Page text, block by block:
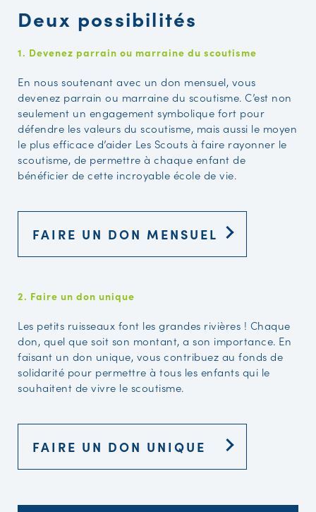
Deux possibilités
1. Devenez parrain ou marraine du scoutisme
En nous soutenant avec un don mensuel, vous
devenez parrain ou marraine du scoutisme. C’est non
seulement un engagement symbolique fort pour
défendre les valeurs du scoutisme, mais aussi le moyen
le plus efficace d’aider Les Scouts à faire rayonner le
scoutisme, de permettre à chaque enfant de
bénéficier de cette incroyable école de vie.
FAIRE UN DON MENSUEL
2. Faire un don unique
Les petits ruisseaux font les grandes rivières ! Chaque
don, quel que soit son montant, a son importance. En
faisant un don unique, vous contribuez au fonds de
solidarité pour permettre à tous les enfants qui le
souhaitent de vivre le scoutisme.
FAIRE UN DON UNIQUE